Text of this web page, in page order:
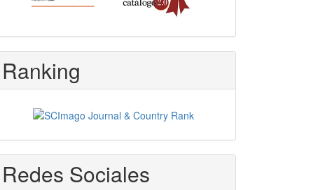
Ranking
Redes Sociales